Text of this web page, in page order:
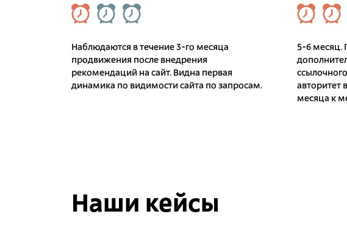
Наблюдаются в течение 3-го месяца
продвижения после внедрения
рекомендаций на сайт. Видна первая
динамика по видимости сайта по запросам.
5-6 месяц.
авторитет
месяца к
Наши кейсы